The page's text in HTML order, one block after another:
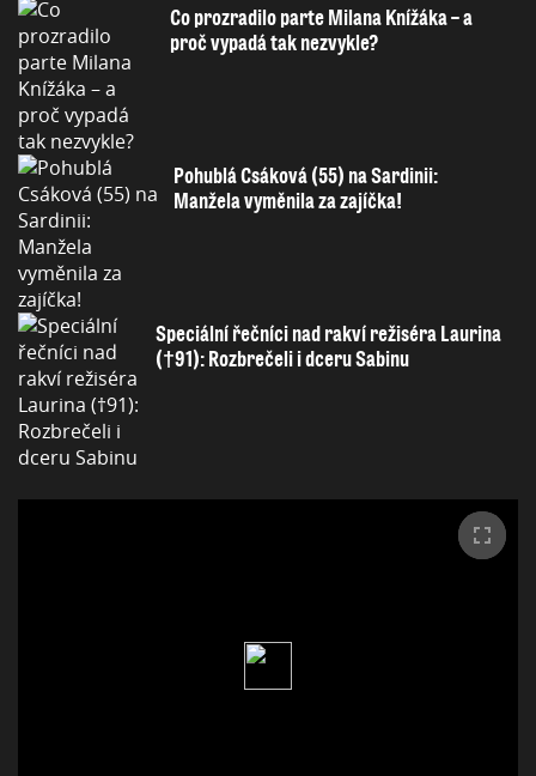
Co prozradilo parte Milana Knížáka – a
proč vypadá tak nezvykle?
Pohublá Csáková (55) na Sardinii:
Manžela vyměnila za zajíčka!
Speciální řečníci nad rakví režiséra Laurina
(†91): Rozbrečeli i dceru Sabinu